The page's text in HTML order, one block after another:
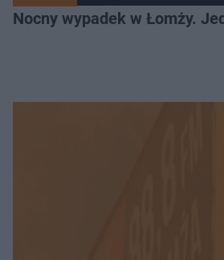
Nocny wypadek w Łomży.